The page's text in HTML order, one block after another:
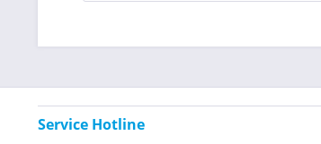
Service Hotline